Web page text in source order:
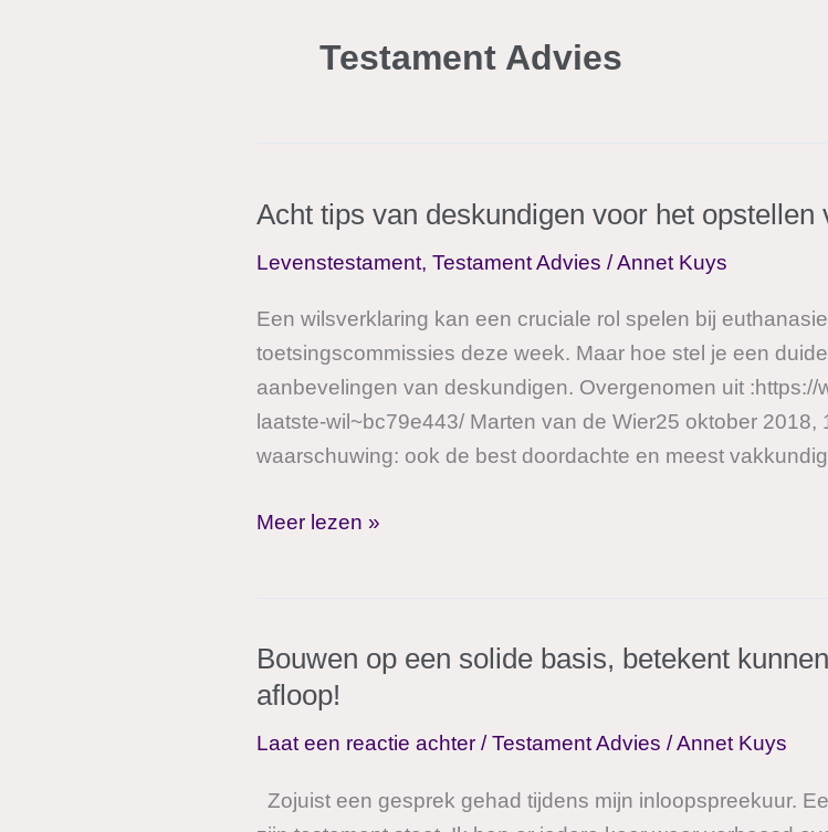
Testament Advies
Acht tips van deskundigen voor het opstellen
Levenstestament, Testament Advies /Annet Kuys
Een wilsverklaring kan een cruciale rol spelen bij
toetsingscommissies deze week. Maar hoe stel je een
aanbevelingen van deskundigen. Overgenomen uit :https://
laatste-wil~bc79e443/ Marten van de Wier25 oktober
waarschuwing: ook de best doordachte en meest
Acht
voor
het
een
Meer lezen »
Bouwen op een solide basis, betekent
afloop!
Laat een reactie achter /Testament Advies /Annet Kuys
Zojuist een gesprek gehad tijdens mijn inloopspreekuur.